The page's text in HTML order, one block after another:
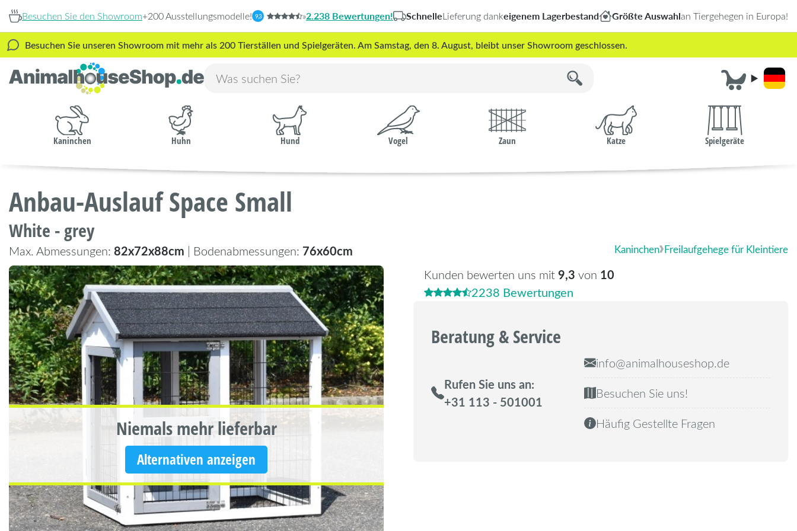
Besuchen Sie den Showroom+200 Ausstellungsmodelle! 9,3 »2.238 Bewertungen! SchnelleLieferung dankeigenem Lagerbestand Größte Auswahlan Tiergehegen in Europa!
Besuchen Sie unseren Showroom mit mehr als 200 Tierställen und Spielgeräten. Am Samstag, den 8. August, bleibt unser Showroom geschlossen.
Kaninchen Huhn Hund Vogel Zaun Katze Spielgeräte
Anbau-Auslauf Space Small
White - grey
Max. Abmessungen: 82x72x88cm | Bodenabmessungen: 76x60cm Kaninchen Freilaufgehege für Kleintiere
Niemals mehr lieferbar
Alternativen anzeigen
Kunden bewerten uns mit9,3 von 10
2238 Bewertungen
Beratung & Service
Rufen Sie uns an:
+31 113 - 501001
info@animalhouseshop.de
Besuchen Sie uns!
Häufig Gestellte Fragen